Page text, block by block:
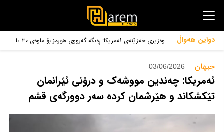
دواین هەواڵ
وەزیری خەزێنەی ئەمریکا: ڕەنگە گەرووی هورمز بۆ ماوەی ٣٠ تا
٦٠ ڕۆژ بکرێتەوە
جیهان‌ 03/06/2026
ئەمریکا: چەندین مووشەک و درۆنی ئێرانمان
تێکشکاند و هێرشمان کردە سەر دوورگەی قشم